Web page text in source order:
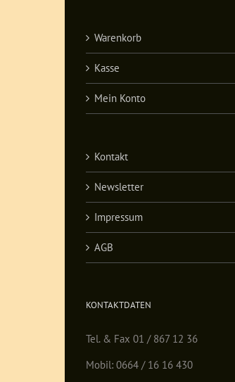
Warenkorb
Kasse
Mein Konto
Kontakt
Newsletter
Impressum
AGB
KONTAKTDATEN
Tel. & Fax 01 / 867 12 36
Mobil: 0664 / 16 16 430